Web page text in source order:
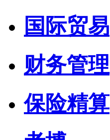
国际贸易
财务管理
保险精算